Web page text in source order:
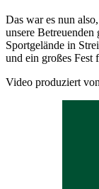
Das war es nun
unsere
Sportgelände in
und ein großes Fest
Video produziert